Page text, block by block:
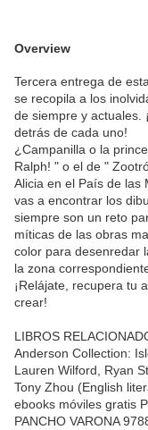
Overview
Tercera entrega de
se recopila a los
de siempre y actuales.
detrás de cada uno!
¿Campanilla o la
Ralph! " o el de "
Alicia en el País de las
vas a encontrar los
siempre son un reto
míticas de las obras
color para desenredar
la zona
¡Relájate, recupera tu
crear!
LIBROS
Anderson Collection:
Lauren Wilford, Ryan
Tony Zhou (English
ebooks móviles gratis
PANCHO VARONA